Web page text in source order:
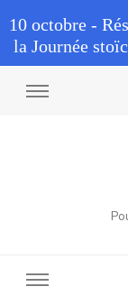
10 octobre -
la Journée